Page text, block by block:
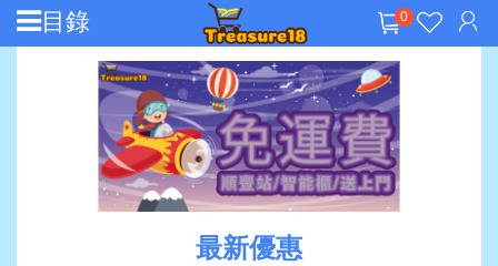
0
目錄
最新優惠